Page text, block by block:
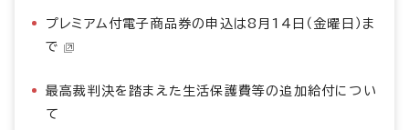
プレミアム付電子商品券の申込は8月14日（金曜日）ま
で
最高裁判決を踏まえた生活保護費等の追加給付につい
て